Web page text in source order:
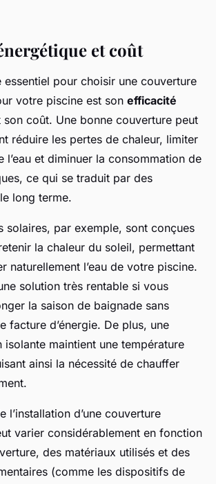
et coût
essentiel pour choisir une couverture
votre piscine est son efficacité
son coût. Une bonne couverture peut
réduire les pertes de chaleur, limiter
l’eau et diminuer la consommation de
ce qui se traduit par des
long terme.
solaires, par exemple, sont conçues
la chaleur du soleil, permettant
naturellement l’eau de votre piscine.
solution très rentable si vous
la saison de baignade sans
facture d’énergie. De plus, une
isolante maintient une température
ainsi la nécessité de chauffer
l’installation d’une couverture
varier considérablement en fonction
des matériaux utilisés et des
(comme les dispositifs de